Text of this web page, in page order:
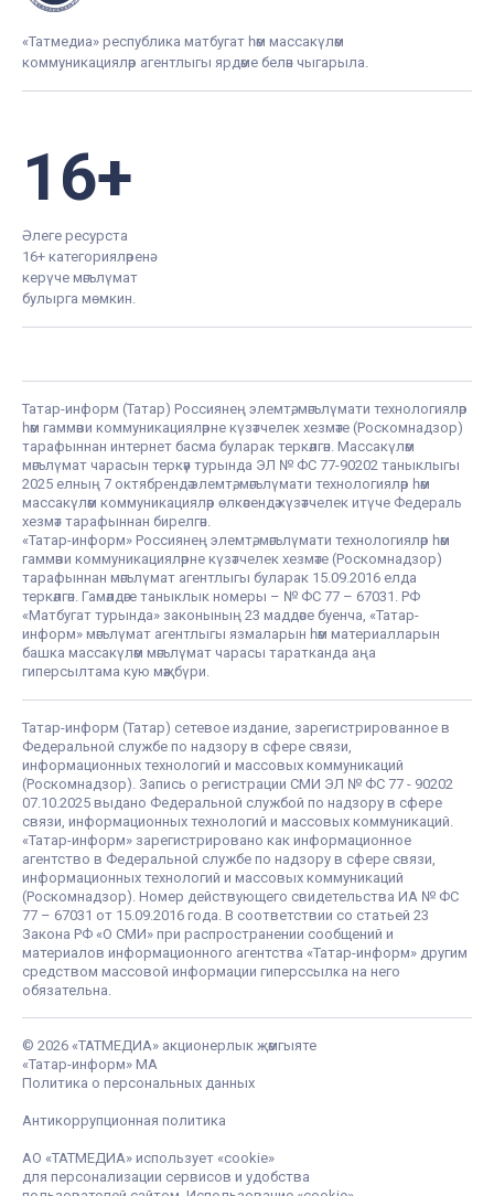
«Татмедиа» республика матбугат һәм массакүләм
коммуникацияләр агентлыгы ярдәме белән чыгарыла.
16+
Әлеге ресурста
16+ категорияләренә
керүче мәгълүмат
булырга мөмкин.
Татар-информ (Татар) Россиянең элемтә, мәгълүмати технологияләр
һәм гаммәви коммуникацияләрне күзәтчелек хезмәте (Роскомнадзор)
тарафыннан интернет басма буларак теркәлгән. Массакүләм
мәгълүмат чарасын теркәү турында ЭЛ № ФС 77-90202 таныклыгы
2025 елның 7 октябрендә элемтә, мәгълүмати технологияләр һәм
массакүләм коммуникацияләр өлкәсендә күзәтчелек итүче Федераль
хезмәт тарафыннан бирелгән.
«Татар-информ» Россиянең элемтә, мәгълүмати технологияләр һәм
гаммәви коммуникацияләрне күзәтчелек хезмәте (Роскомнадзор)
тарафыннан мәгълүмат агентлыгы буларак 15.09.2016 елда
теркәлгән. Гамәлдәге таныклык номеры – № ФС 77 – 67031. РФ
«Матбугат турында» законының 23 маддәсе буенча, «Татар-
информ» мәгълүмат агентлыгы язмаларын һәм материалларын
башка массакүләм мәгълүмат чарасы таратканда аңа
гиперсылтама кую мәҗбүри.
Татар-информ (Татар) сетевое издание, зарегистрированное в
Федеральной службе по надзору в сфере связи,
информационных технологий и массовых коммуникаций
(Роскомнадзор). Запись о регистрации СМИ ЭЛ № ФС 77 - 90202
07.10.2025 выдано Федеральной службой по надзору в сфере
связи, информационных технологий и массовых коммуникаций.
«Татар-информ» зарегистрировано как информационное
агентство в Федеральной службе по надзору в сфере связи,
информационных технологий и массовых коммуникаций
(Роскомнадзор). Номер действующего свидетельства ИА № ФС
77 – 67031 от 15.09.2016 года. В соответствии со статьей 23
Закона РФ «О СМИ» при распространении сообщений и
материалов информационного агентства «Татар-информ» другим
средством массовой информации гиперссылка на него
обязательна.
© 2026 «ТАТМЕДИА» акционерлык җәмгыяте
«Татар-информ» МА
Политика о персональных данных
Антикоррупционная политика
АО «ТАТМЕДИА» использует «cookie»
для персонализации сервисов и удобства